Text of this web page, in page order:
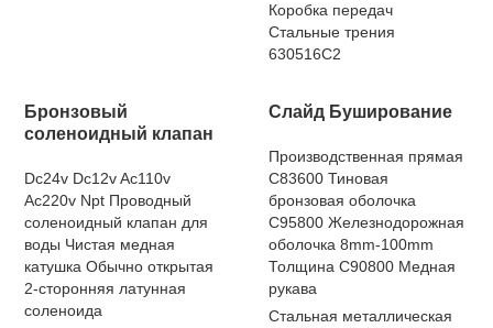
Коробка передач
Стальные трения
630516C2
Бронзовый
соленоидный клапан
Dc24v Dc12v Ac110v
Ac220v Npt Проводный
соленоидный клапан для
воды Чистая медная
катушка Обычно открытая
2-сторонняя латунная
соленоида
Слайд Буширование
Производственная прямая
C83600 Тиновая
бронзовая оболочка
C95800 Железнодорожная
оболочка 8mm-100mm
Толщина C90800 Медная
рукава
Стальная металлическая